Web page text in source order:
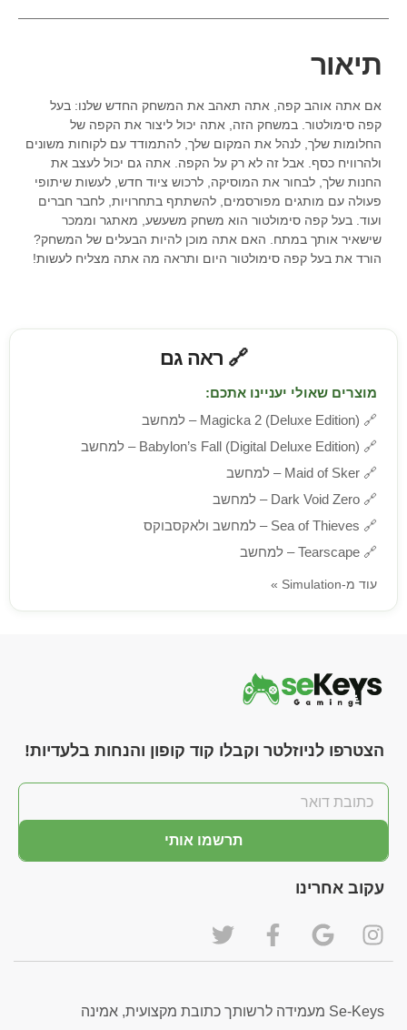
תיאור
אם אתה אוהב קפה, אתה תאהב את המשחק החדש שלנו: בעל
קפה סימולטור. במשחק הזה, אתה יכול ליצור את הקפה של
החלומות שלך, לנהל את המקום שלך, להתמודד עם לקוחות משונים
ולהרוויח כסף. אבל זה לא רק על הקפה. אתה גם יכול לעצב את
החנות שלך, לבחור את המוסיקה, לרכוש ציוד חדש, לעשות שיתופי
פעולה עם מותגים מפורסמים, להשתתף בתחרויות, לחבר חברים
ועוד. בעל קפה סימולטור הוא משחק משעשע, מאתגר וממכר
שישאיר אותך במתח. האם אתה מוכן להיות הבעלים של המשחק?
הורד את בעל קפה סימולטור היום ותראה מה אתה מצליח לעשות!
🔗 ראה גם
מוצרים שאולי יעניינו אתכם:
🔗 Magicka 2 (Deluxe Edition) – למחשב
🔗 Babylon’s Fall (Digital Deluxe Edition) – למחשב
🔗 Maid of Sker – למחשב
🔗 Dark Void Zero – למחשב
🔗 Sea of Thieves – למחשב ולאקסבוקס
🔗 Tearscape – למחשב
עוד מ-Simulation »
הצטרפו לניוזלטר וקבלו קוד קופון והנחות בלעדיות!
תרשמו אותי
עקוב אחרינו
Se-Keys מעמידה לרשותך כתובת מקצועית, אמינה